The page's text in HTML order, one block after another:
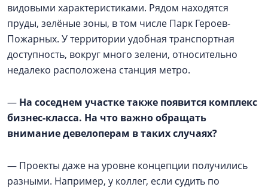
видовыми характеристиками. Рядом находятся
пруды, зелёные зоны, в том числе Парк Героев-
Пожарных. У территории удобная транспортная
доступность, вокруг много зелени, относительно
недалеко расположена станция метро.
— На соседнем участке также появится комплекс
бизнес-класса. На что важно обращать
внимание девелоперам в таких случаях?
— Проекты даже на уровне концепции получились
разными. Например, у коллег, если судить по